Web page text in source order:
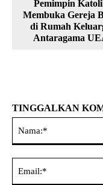
Pemimpin
Membuka Gereja
di Rumah
Antaragama
TINGGALKAN